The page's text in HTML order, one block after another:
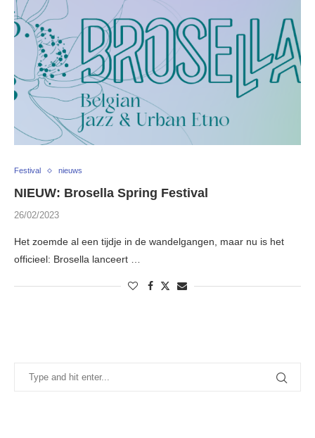
Festival nieuws
NIEUW: Brosella Spring Festival
26/02/2023
Het zoemde al een tijdje in de wandelgangen, maar nu is het
officieel: Brosella lanceert …